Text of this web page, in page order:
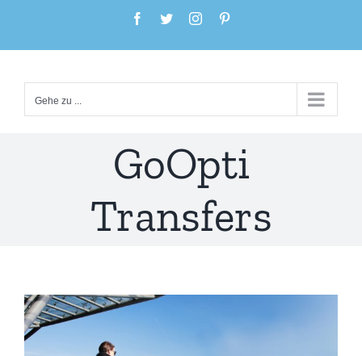
springen
Facebook
TwitterInstagram
Gehe zu ...
GoOpti
Transfers